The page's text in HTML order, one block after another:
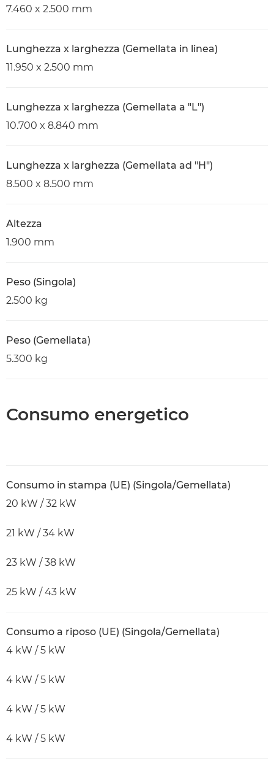
7.460 x 2.500 mm
Lunghezza x larghezza (Gemellata in linea)
11.950 x 2.500 mm
Lunghezza x larghezza (Gemellata a "L")
10.700 x 8.840 mm
Lunghezza x larghezza (Gemellata ad "H")
8.500 x 8.500 mm
Altezza
1.900 mm
Peso (Singola)
2.500 kg
Peso (Gemellata)
5.300 kg
Consumo energetico
Consumo in stampa (UE) (Singola/Gemellata)
20 kW / 32 kW
21 kW / 34 kW
23 kW / 38 kW
25 kW / 43 kW
Consumo a riposo (UE) (Singola/Gemellata)
4 kW / 5 kW
4 kW / 5 kW
4 kW / 5 kW
4 kW / 5 kW